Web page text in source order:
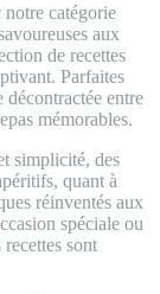
notre catégorie
aux
de recettes
Parfaites
entre
mémorables.
simplicité, des
quant à
réinventés aux
spéciale ou
sont